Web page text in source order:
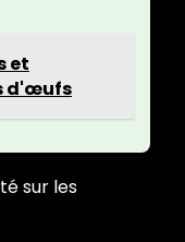
et
d'œufs
sur les